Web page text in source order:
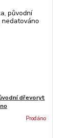
dřevoryt
Prodáno